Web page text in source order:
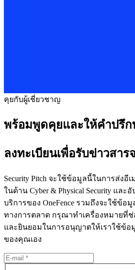
คุยกับผู้เชี่ยวชาญ
พร้อมพูดคุยและให้คำปรึก
ลงทะเบียนเพื่อรับข่าวสาร
Security Pitch จะใช้ข้อมูลนี้ในการส่งอี
ในด้าน Cyber & Physical Security แล
บริการของ OneFence รวมถึงจะใช้ข้อ
ทางการตลาด กรุณาทำเครื่องหมายที่ช่
และยินยอมในการอนุญาตให้เราใช้ข้
ของคุณเอง